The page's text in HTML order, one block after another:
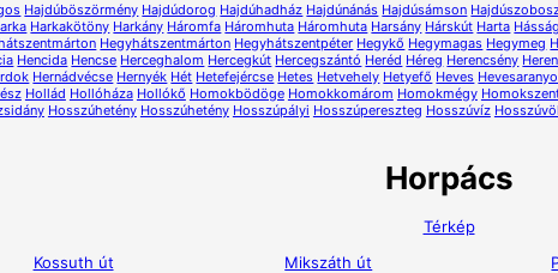
Hajdúböszörmény Hajdúdorog Hajdúhadház Hajdúnánás Hajdúsámson
Harkakötöny Harkány Háromfa Háromhuta Háromhuta Harsány Hárskút Harta
Hegyhátszentmárton Hegyhátszentpéter Hegykő Hegymagas Hegymeg
Hencida Hencse Herceghalom Hercegkút Hercegszántó Heréd Héreg Herencsény
Hernádvécse Hernyék Hét Hetefejércse Hetes Hetvehely Hetyefő Heves
Hollád Hollóháza Hollókő Homokbödöge Homokkomárom Homokmégy
Hosszúhetény Hosszúhetény Hosszúpályi Hosszúpereszteg Hosszúvíz
Horpács
Térkép
Kossuth út Mikszáth út